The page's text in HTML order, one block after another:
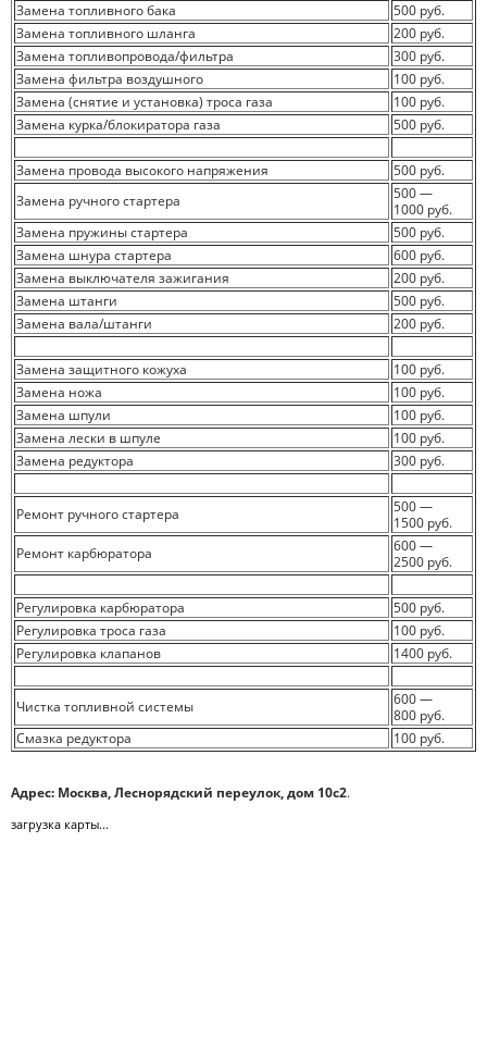
Замена топливного бака
500 руб.
Замена топливного шланга
200 руб.
Замена топливопровода/фильтра
300 руб.
Замена фильтра воздушного
100 руб.
Замена (снятие и установка) троса газа
100 руб.
Замена курка/блокиратора газа
500 руб.
Замена провода высокого напряжения
500 руб.
Замена ручного стартера
500 —
1000 руб.
Замена пружины стартера
500 руб.
Замена шнура стартера
600 руб.
Замена выключателя зажигания
200 руб.
Замена штанги
500 руб.
Замена вала/штанги
200 руб.
Замена защитного кожуха
100 руб.
Замена ножа
100 руб.
Замена шпули
100 руб.
Замена лески в шпуле
100 руб.
Замена редуктора
300 руб.
Ремонт ручного стартера
500 —
1500 руб.
Ремонт карбюратора
600 —
2500 руб.
Регулировка карбюратора
500 руб.
Регулировка троса газа
100 руб.
Регулировка клапанов
1400 руб.
Чистка топливной системы
600 —
800 руб.
Смазка редуктора
100 руб.
Адрес: Москва, Леснорядский переулок, дом 10с2.
загрузка карты...